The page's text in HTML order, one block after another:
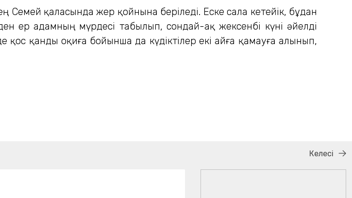
Семей қаласында жер қойнына беріледі. Еске сала кетейік, бұдан
ер адамның мүрдесі табылып, сондай-ақ жексенбі күні әйелді
қос қанды оқиға бойынша да күдіктілер екі айға қамауға алынып,
Келесі